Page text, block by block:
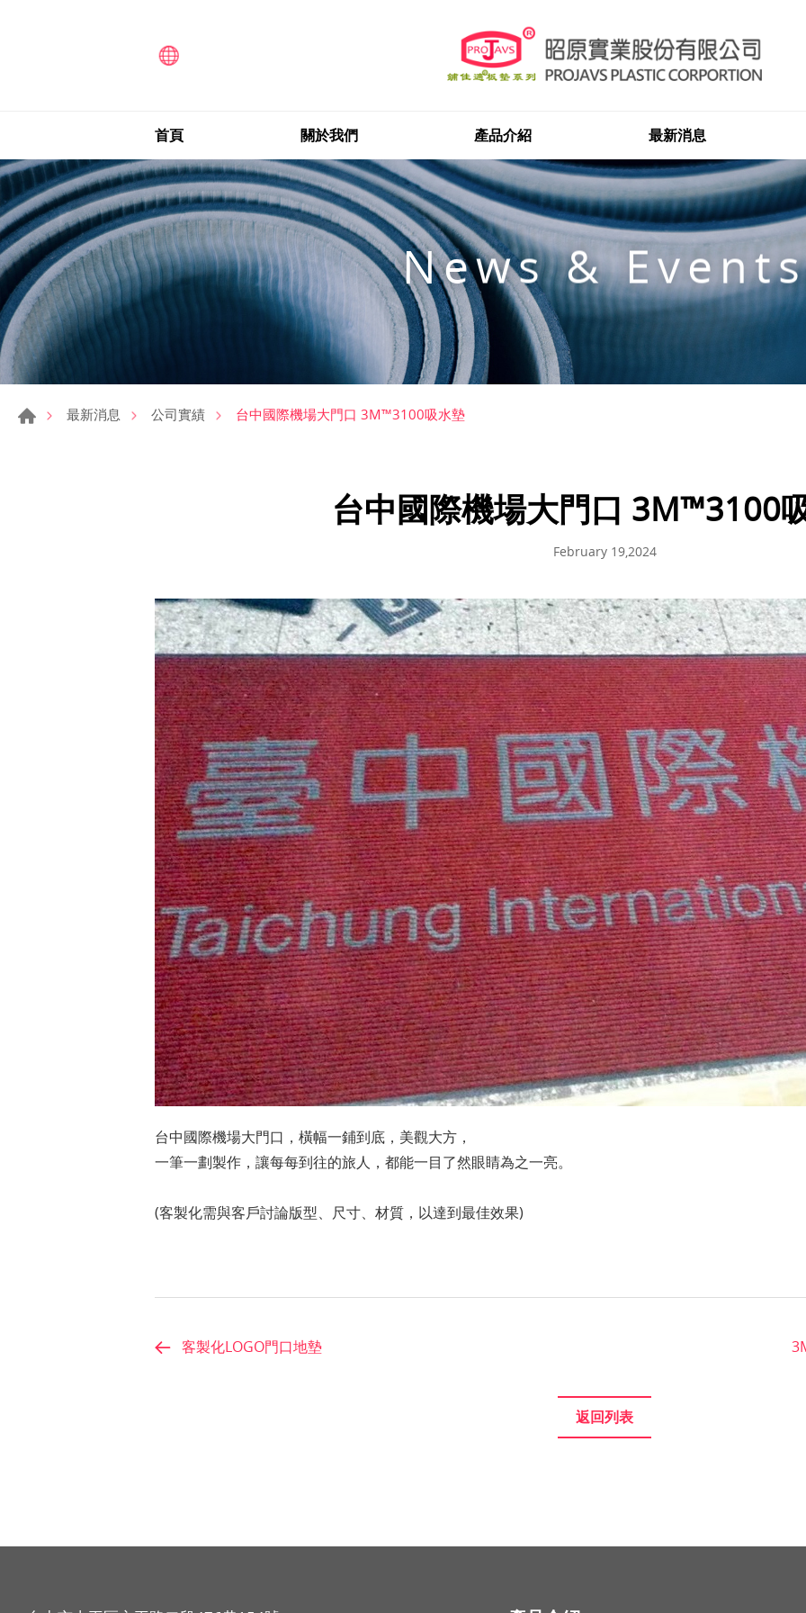
首頁 關於我們 產品介紹 最新消息
News & Events
最新消息 公司實績 台中國際機場大門口 3M™3100吸水墊
台中國際機場大門口 3M™3100
February 19,2024
台中國際機場大門口，橫幅一鋪到底，美觀大方，
一筆一劃製作，讓每每到往的旅人，都能一目了然眼睛為之一亮。
(客製化需與客戶討論版型、尺寸、材質，以達到最佳效果)
客製化LOGO門口地墊
返回列表